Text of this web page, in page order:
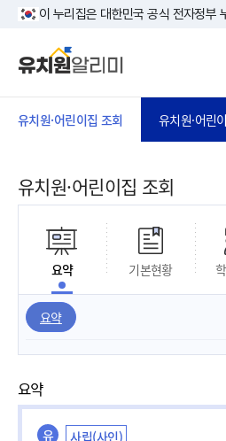
본문 바로가
이 누리집은 대한민국 공식 전자정부
유치원·어린이집 조회 유치원·어린
유치원·어린이집 조회
요약 기본현황
요약
요약
유 사립(사인)